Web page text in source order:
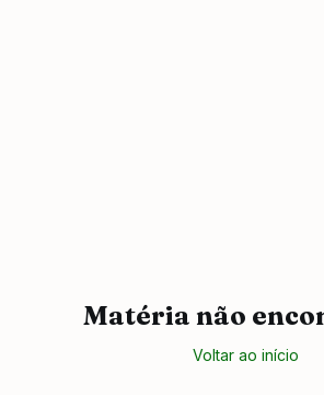
Matéria não
Voltar ao início